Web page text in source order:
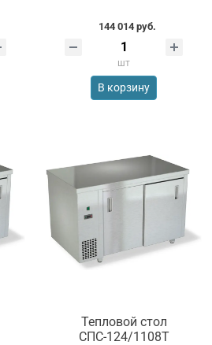
144 014 руб.
шт
В корзину
Тепловой стол
СПС-124/1108Т